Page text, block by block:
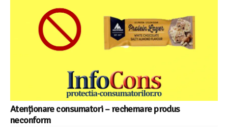
Atenționare consumatori – rechemare produs
neconform